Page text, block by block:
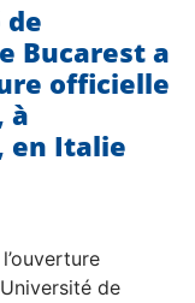
de
Bucarest a
officielle
à
en Italie
de